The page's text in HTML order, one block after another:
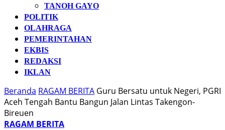
TANOH GAYO
POLITIK
OLAHRAGA
PEMERINTAHAN
EKBIS
REDAKSI
IKLAN
Beranda RAGAM BERITA Guru Bersatu untuk Negeri, PGRI
Aceh Tengah Bantu Bangun Jalan Lintas Takengon-
Bireuen
RAGAM BERITA